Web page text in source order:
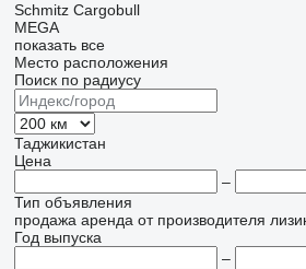
Schmitz Cargobull
MEGA
показать все
Место расположения
Поиск по радиусу
Таджикистан
Цена
–
Тип объявления
продажа аренда от производителя
Год выпуска
–